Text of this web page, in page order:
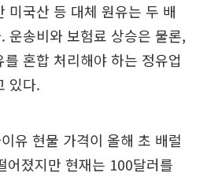
미국산 등 대체 원유는 두 배
운송비와 보험료 상승은 물론,
혼합 처리해야 하는 정유업
있다.
유 현물 가격이 올해 초 배럴
어졌지만 현재는 100달러를